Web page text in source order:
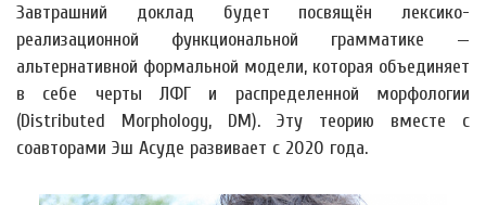
Завтрашний доклад будет посвящён лексико-
реализационной функциональной грамматике —
альтернативной формальной модели, которая объединяет
в себе черты ЛФГ и распределенной морфологии
(Distributed Morphology, DM). Эту теорию вместе с
соавторами Эш Асуде развивает с 2020 года.